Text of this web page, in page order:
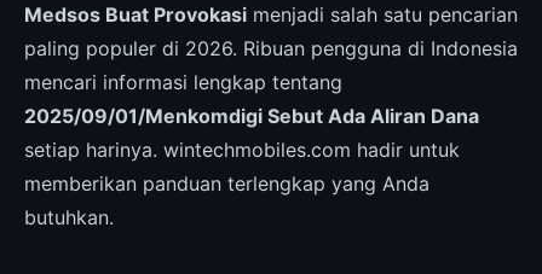
Medsos Buat Provokasi menjadi salah satu pencarian
paling populer di 2026. Ribuan pengguna di Indonesia
mencari informasi lengkap tentang
2025/09/01/Menkomdigi Sebut Ada Aliran Dana
setiap harinya. wintechmobiles.com hadir untuk
memberikan panduan terlengkap yang Anda
butuhkan.